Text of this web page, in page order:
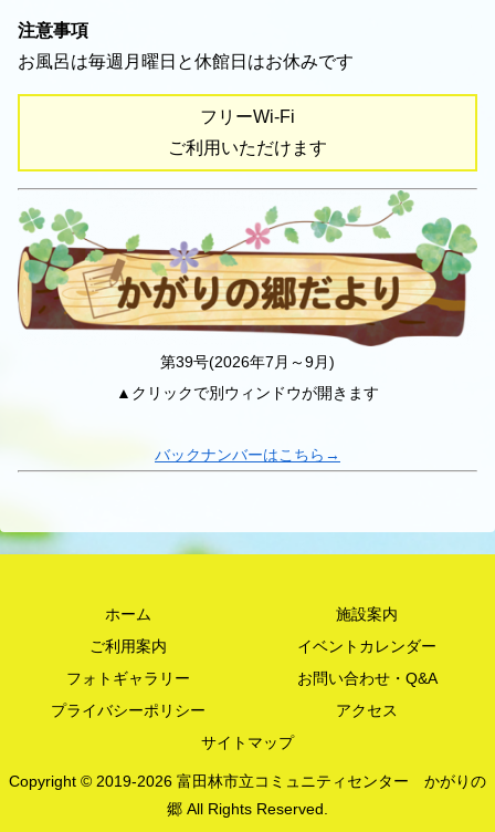
注意事項
お風呂は毎週月曜日と休館日はお休みです
フリーWi-Fi
ご利用いただけます
第39号(2026年7月～9月)
▲クリックで別ウィンドウが開きます
バックナンバーはこちら→
ホーム
施設案内
ご利用案内
イベントカレンダー
フォトギャラリー
お問い合わせ・Q&A
プライバシーポリシー
アクセス
サイトマップ
Copyright © 2019-2026 富田林市立コミュニティセンター かがりの
郷 All Rights Reserved.